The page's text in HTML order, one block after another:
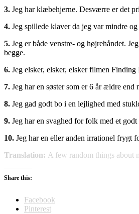
3. Jeg har klæbehjerne. Desværre er det
4. Jeg spillede klaver da jeg var mindre
5. Jeg er både venstre- og højrehåndet.
begge.
6. Jeg elsker, elsker, elsker filmen
7. Jeg har en søster som er 6 år ældre
8. Jeg gad godt bo i en lejlighed med
9. Jeg har en svaghed for folk med et godt
10. Jeg har en eller anden irrationel frygt
Translation: A few random things about
Share this:
Facebook
Pinterest